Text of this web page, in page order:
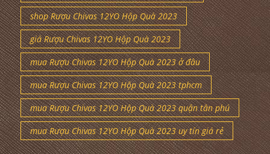
shop Rượu Chivas 12YO Hộp Quà 2023
giá Rượu Chivas 12YO Hộp Quà 2023
mua Rượu Chivas 12YO Hộp Quà 2023 ở đâu
mua Rượu Chivas 12YO Hộp Quà 2023 tphcm
mua Rượu Chivas 12YO Hộp Quà 2023 quận tân phú
mua Rượu Chivas 12YO Hộp Quà 2023 uy tín giá rẻ